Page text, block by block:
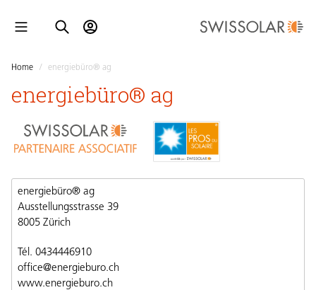
Home / energiebüro® ag
energiebüro® ag
energiebüro® ag
Ausstellungsstrasse 39
8005 Zürich
Tél. 0434446910
office@energieburo.ch
www.energieburo.ch